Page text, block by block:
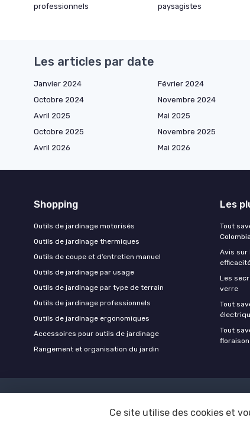
professionnels
paysagistes
Les articles par date
Janvier 2024 Février 2024
Octobre 2024
Novembre 2024
Avril 2025
Mai 2025
Octobre 2025
Novembre 2025
Avril 2026
Mai 2026
Shopping
Outils de jardinage motorisés
Outils de jardinage thermiques
Outils de coupe et d’entretien manuel
Outils de jardinage par usage
Outils de jardinage par type de terrain
Outils de jardinage professionnels
Outils de jardinage ergonomiques
Accessoires pour outils de jardinage
Rangement et organisation du jardin
Les
Tout
Colombia
Avis sur
Les
verre
Tout
Tout
Ce site utilise des cookies et